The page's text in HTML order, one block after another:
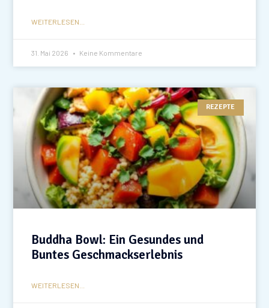
WEITERLESEN...
31. Mai 2026 Keine Kommentare
REZEPTE
Buddha Bowl: Ein Gesundes und
Buntes Geschmackserlebnis
WEITERLESEN...